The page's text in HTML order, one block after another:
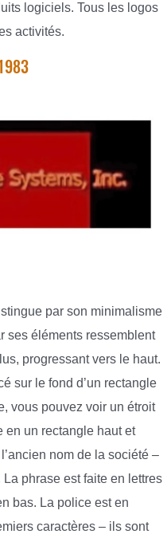
logiciels. Tous les logos
activités.
par son minimalisme
ses éléments ressemblent
progressant vers le haut.
sur le fond d’un rectangle
vous pouvez voir un étroit
en un rectangle haut et
nom de la société –
phrase est faite en lettres
bas. La police est en
caractères – ils sont